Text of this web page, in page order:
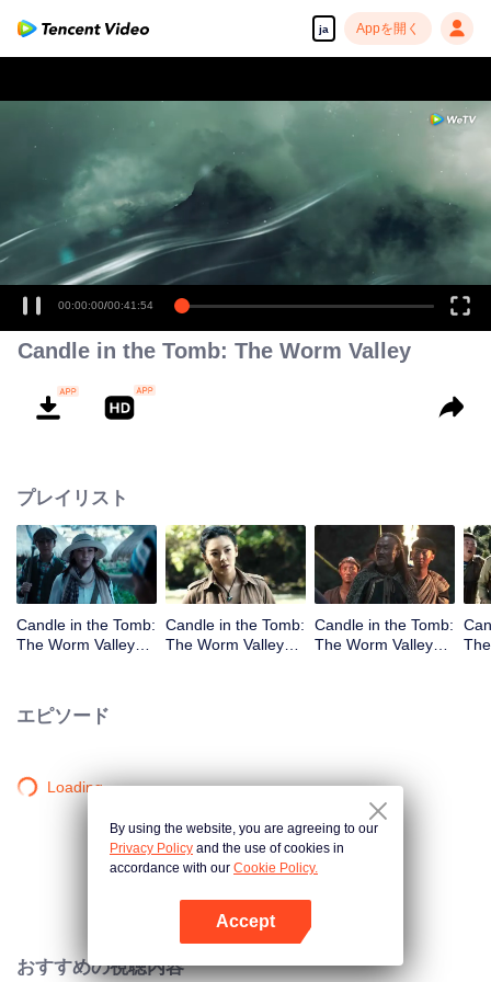
ja Appを開く
高解像度の映像•スピーディな再生へ
00:00:00/00:41:54
Candle in the Tomb: The Worm Valley
プレイリスト
Candle in the Tomb:
The Worm Valley_
Candle in the Tomb:
The Worm Valley_
Candle in the Tomb:
The Worm Valley_
エピソード
Loading…
おすすめの視聴内容
By using the website, you are agreeing to our
Privacy Policy and the use of cookies in
accordance with our Cookie Policy.
Accept